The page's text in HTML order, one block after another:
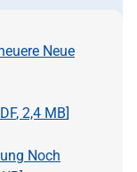
Neue
, 2,4 MB]
Noch